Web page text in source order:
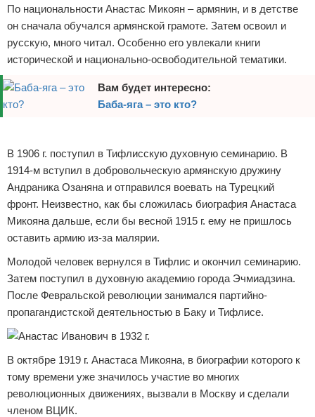
По национальности Анастас Микоян – армянин, и в детстве
он сначала обучался армянской грамоте. Затем освоил и
русскую, много читал. Особенно его увлекали книги
исторической и национально-освободительной тематики.
Вам будет интересно:
Баба-яга – это кто?
В 1906 г. поступил в Тифлисскую духовную семинарию. В
1914-м вступил в добровольческую армянскую дружину
Андраника Озаняна и отправился воевать на Турецкий
фронт. Неизвестно, как бы сложилась биография Анастаса
Микояна дальше, если бы весной 1915 г. ему не пришлось
оставить армию из-за малярии.
Молодой человек вернулся в Тифлис и окончил семинарию.
Затем поступил в духовную академию города Эчмиадзина.
После Февральской революции занимался партийно-
пропагандистской деятельностью в Баку и Тифлисе.
В октябре 1919 г. Анастаса Микояна, в биографии которого к
тому времени уже значилось участие во многих
революционных движениях, вызвали в Москву и сделали
членом ВЦИК.